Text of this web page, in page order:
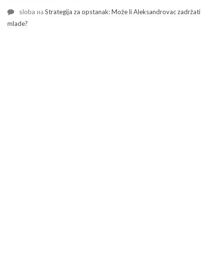
sloba наStrategija za opstanak: Može li Aleksandrovac zadržati
mlade?